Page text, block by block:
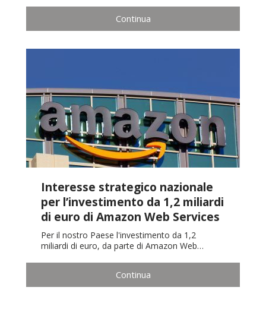
Continua
Interesse strategico nazionale
per l’investimento da 1,2 miliardi
di euro di Amazon Web Services
Per il nostro Paese l'investimento da 1,2
miliardi di euro, da parte di Amazon Web…
Continua